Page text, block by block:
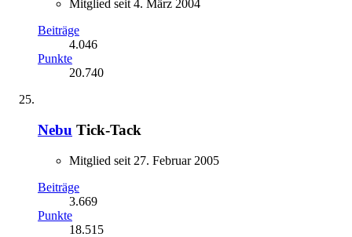
Mitglied seit 4. März 2004
Beiträge
4.046
Punkte
20.740
Nebu Tick-Tack
Mitglied seit 27. Februar 2005
Beiträge
3.669
Punkte
18.515